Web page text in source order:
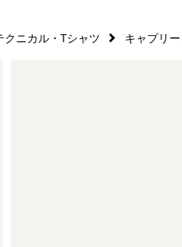
クニカル・Tシャツ キャプリ